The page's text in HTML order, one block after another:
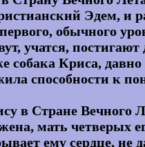
Эдем, и
обычного
учатся,
собака Криса, давно
способности к
в Стране Вечного
мать четверых
ему сердце, не